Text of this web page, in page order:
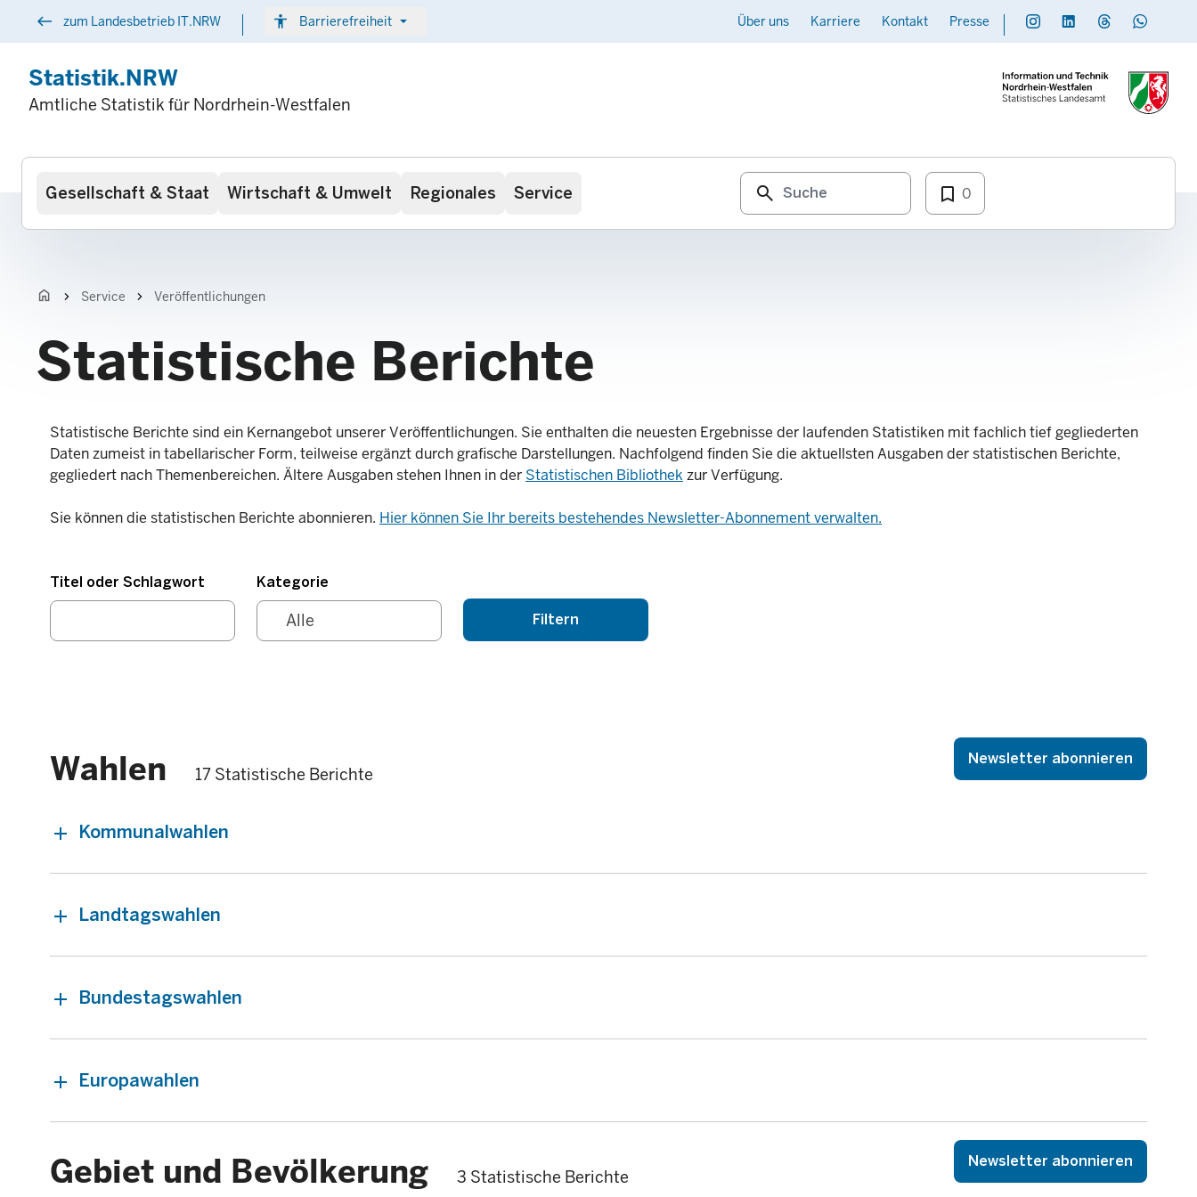
west zum Landesbetrieb IT.NRW accessibility Barrierefreiheit arrow_drop_down Kontakt
Über uns Karriere Kontakt Presse Social
Statistik.NRW
Amtliche Statistik für Nordrhein-Westfalen
Hauptnavigation
Gesellschaft & Staat Wirtschaft & Umwelt Regionales Service search bookmark_border 0
home chevron_right Service chevron_right Veröffentlichungen
Statistische Berichte
Statistische Berichte sind ein Kernangebot unserer Veröffentlichungen. Sie enthalten die neuesten Ergebnisse der laufenden Statistiken mit fachlich tief gegliederten
Daten zumeist in tabellarischer Form, teilweise ergänzt durch grafische Darstellungen. Nachfolgend finden Sie die aktuellsten Ausgaben der statistischen Berichte,
gegliedert nach Themenbereichen. Ältere Ausgaben stehen Ihnen in der Statistischen Bibliothek zur Verfügung.
Sie können die statistischen Berichte abonnieren. Hier können Sie Ihr bereits bestehendes Newsletter-Abonnement verwalten.
Titel oder Schlagwort Kategorie
Wahlen 17 Statistische Berichte
Newsletter abonnieren
Kommunalwahlen
Landtagswahlen
Bundestagswahlen
Europawahlen
Gebiet und Bevölkerung 3 Statistische Berichte
Newsletter abonnieren